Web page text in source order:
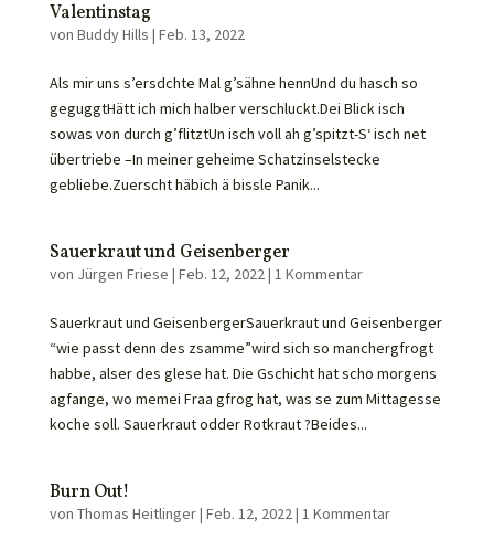
Valentinstag
von Buddy Hills | Feb. 13, 2022
Als mir uns s’ersdchte Mal g’sähne hennUnd du hasch so
geguggtHätt ich mich halber verschluckt.Dei Blick isch
sowas von durch g’flitztUn isch voll ah g’spitzt-S‘ isch net
übertriebe –In meiner geheime Schatzinselstecke
gebliebe.Zuerscht häbich ä bissle Panik...
Sauerkraut und Geisenberger
von Jürgen Friese | Feb. 12, 2022| 1 Kommentar
Sauerkraut und GeisenbergerSauerkraut und Geisenberger
“wie passt denn des zsamme”wird sich so manchergfrogt
habbe, alser des glese hat. Die Gschicht hat scho morgens
agfange, wo memei Fraa gfrog hat, was se zum Mittagesse
koche soll. Sauerkraut odder Rotkraut ?Beides...
Burn Out!
von Thomas Heitlinger| Feb. 12, 2022| 1 Kommentar